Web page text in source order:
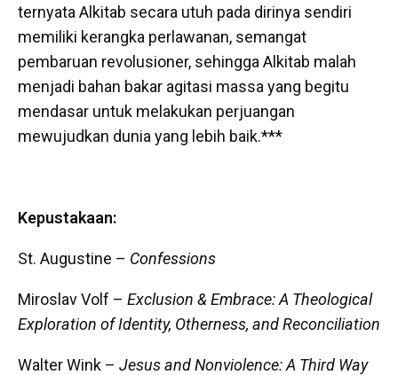
ternyata Alkitab secara utuh pada dirinya sendiri
memiliki kerangka perlawanan, semangat
pembaruan revolusioner, sehingga Alkitab malah
menjadi bahan bakar agitasi massa yang begitu
mendasar untuk melakukan perjuangan
mewujudkan dunia yang lebih baik.***
Kepustakaan:
St. Augustine – Confessions
Miroslav Volf – Exclusion & Embrace: A Theological
Exploration of Identity, Otherness, and Reconciliation
Walter Wink – Jesus and Nonviolence: A Third Way